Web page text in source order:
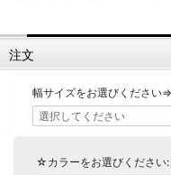
ダストボックス
注文
幅サイズをお選びください⇒
☆カラーをお選びください: